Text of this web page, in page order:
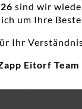
sind wir
um Ihre
Ihr
Eitorf Team